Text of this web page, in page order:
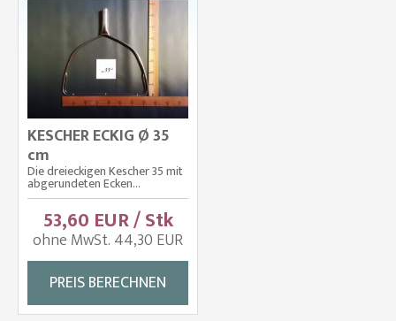
KESCHER ECKIG Ø 35
cm
Die dreieckigen Kescher 35 mit
abgerundeten Ecken...
53,60 EUR / Stk
ohne MwSt. 44,30 EUR
PREIS BERECHNEN